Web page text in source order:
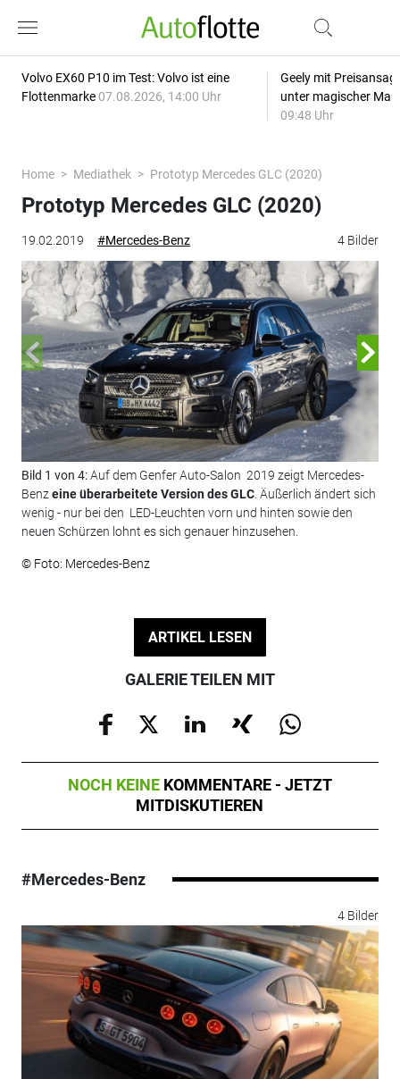
Volvo EX60 P10 im Test: Volvo ist eine
Flottenmarke 07.08.2026, 14:00 Uhr
Geely mit
unter magischer
09:48 Uhr
Home Mediathek Prototyp Mercedes GLC (2020)
19.02.2019 #Mercedes-Benz 4 Bilder
Prototyp Mercedes GLC (2020)
Bild 1 von 4:Auf dem Genfer Auto-Salon 2019 zeigt Mercedes-
Benzeine überarbeitete Version des GLC. Äußerlich ändert sich
wenig - nur bei den LED-Leuchten vorn und hinten sowie den
neuen Schürzen lohnt es sich genauer hinzusehen.
© Foto: Mercedes-Benz
ARTIKEL LESEN
GALERIE TEILEN MIT
NOCH KEINE KOMMENTARE - JETZT
MITDISKUTIEREN
#Mercedes-Benz
4 Bilder